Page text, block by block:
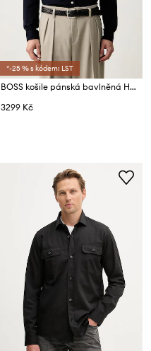
*-25 % s kódem: LST
BOSS košile pánská bavlněná H-ROAN-BD-E-C1-263
3299 Kč